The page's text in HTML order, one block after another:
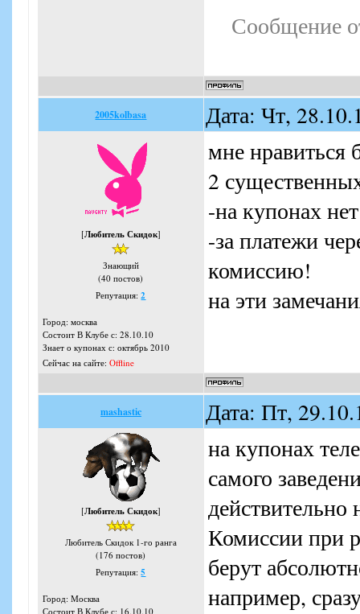
Сообщение
2005kolbasa Дата: Чт,
[Любитель Скидок]
Знающий
(40 постов)
Репутация:2
Город: москва
Состоит В Клубе с: 28.10.10
Знает о купонах с: октябрь 2010
Сейчас на сайте: Offline
мне нравиться
2
-на купонах
-за платежи
комиссию!
на эти
mashastic Дата: Пт,
[Любитель Скидок]
Любитель Скидок 1-го ранга
(176 постов)
Репутация:5
Город: Москва
Состоит В Клубе с: 16.10.10
на купонах
самого
действительно
Комиссии при
берут
например,